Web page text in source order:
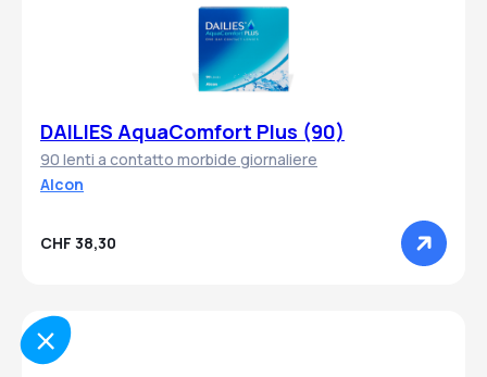
per fornire servizi personalizzati e offerte pubblicitarie mirate.
Per modificare le tue preferenze in seguito, clicca sul link 'Preferenze
dei cookie' situato nel piè di pagina.
DAILIES AquaComfort Plus (90)
90 lenti a contatto morbide giornaliere
Alcon
CHF 38,30